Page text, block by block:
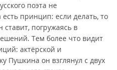
поэта не
принцип: если делать, то
ставит, погружаясь в
Тем более что видит
актёрской и
Пушкина он взглянул с двух